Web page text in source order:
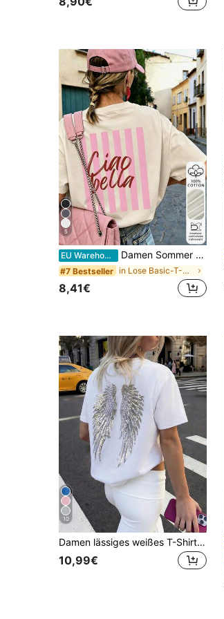
5
EU Warehouse Damen Sommer 100% Baumwolle Vintage Cartoon Englisch Grafik Muster Kurzarm T-Shirt, Retro Rundhals Rücken Muster Lässig Alltag Streetwear Top, Y2K Ästhetik
#7 Bestseller in Lose Basic-T-Shirts
8,41€
10
Damen lässiges weißes T-Shirt mit Rundhalsausschnitt und kurzen Ärmeln, mit Engel-Flügel-Pailletten-Stickerei, Y2K Sommer, für Ausgehen, Party, Urlaub & Strand
10,99€